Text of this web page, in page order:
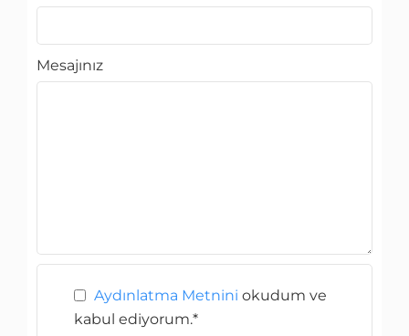
Mesajınız
Aydınlatma Metnini okudum ve
kabul ediyorum.*